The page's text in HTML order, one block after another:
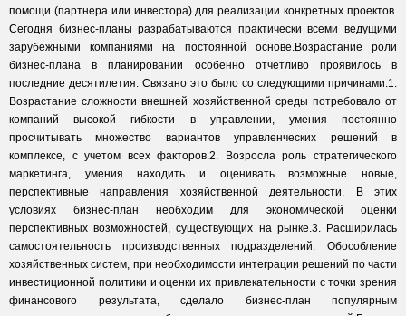
помощи (партнера или инвестора) для реализации конкретных проектов.
Сегодня бизнес-планы разрабатываются практически всеми ведущими
зарубежными компаниями на постоянной основе.Возрастание роли
бизнес-плана в планировании особенно отчетливо проявилось в
последние десятилетия. Связано это было со следующими причинами:1.
Возрастание сложности внешней хозяйственной среды потребовало от
компаний высокой гибкости в управлении, умения постоянно
просчитывать множество вариантов управленческих решений в
комплексе, с учетом всех факторов.2. Возросла роль стратегического
маркетинга, умения находить и оценивать возможные новые,
перспективные направления хозяйственной деятельности. В этих
условиях бизнес-план необходим для экономической оценки
перспективных возможностей, существующих на рынке.3. Расширилась
самостоятельность производственных подразделений. Обособление
хозяйственных систем, при необходимости интеграции решений по части
инвестиционной политики и оценки их привлекательности с точки зрения
финансового результата, сделало бизнес-план популярным